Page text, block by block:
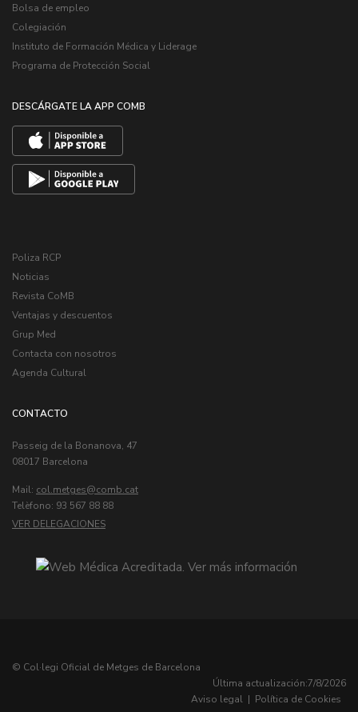
Bolsa de empleo
Colegiación
Instituto de Formación Médica y Liderage
Programa de Protección Social
DESCÁRGATE LA APP COMB
Poliza RCP
Noticias
Revista CoMB
Ventajas y descuentos
Grup Med
Contacta con nosotros
Agenda Cultural
CONTACTO
Passeig de la Bonanova, 47
08017 Barcelona
Mail: col.metges
Telèfono: 93 567 88 88
VER DELEGACIONES
© Col·legi Oficial de Metges de Barcelona
Última actualización:7/8/2026
Aviso legal | Política de Cookies